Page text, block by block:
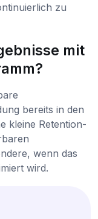
zu
mit
bereits in den
kleine Retention-
wenn das
wird.